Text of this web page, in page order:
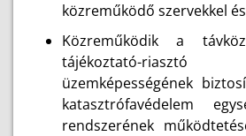
közreműködő szervekkel
Közreműködik a
tájékoztató-riasztó
üzemképességének
katasztrófavédelem
rendszerének